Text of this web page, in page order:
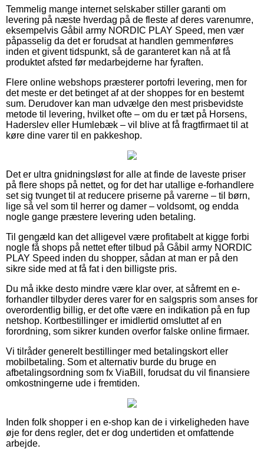
Temmelig mange internet selskaber stiller garanti om
levering på næste hverdag på de fleste af deres varenumre,
eksempelvis Gåbil army NORDIC PLAY Speed, men vær
påpasselig da det er forudsat at handlen gemmenføres
inden et givent tidspunkt, så de garanteret kan nå at få
produktet afsted før medarbejderne har fyraften.
Flere online webshops præsterer portofri levering, men for
det meste er det betinget af at der shoppes for en bestemt
sum. Derudover kan man udvælge den mest prisbevidste
metode til levering, hvilket ofte – om du er tæt på Horsens,
Haderslev eller Humlebæk – vil blive at få fragtfirmaet til at
køre dine varer til en pakkeshop.
Det er ultra gnidningsløst for alle at finde de laveste priser
på flere shops på nettet, og for det har utallige e-forhandlere
set sig tvunget til at reducere priserne på varerne – til børn,
lige så vel som til herrer og damer – voldsomt, og endda
nogle gange præstere levering uden betaling.
Til gengæld kan det alligevel være profitabelt at kigge forbi
nogle få shops på nettet efter tilbud på Gåbil army NORDIC
PLAY Speed inden du shopper, sådan at man er på den
sikre side med at få fat i den billigste pris.
Du må ikke desto mindre være klar over, at såfremt en e-
forhandler tilbyder deres varer for en salgspris som anses for
overordentlig billig, er det ofte være en indikation på en fup
netshop. Kortbestillinger er imidlertid omsluttet af en
forordning, som sikrer kunden overfor falske online firmaer.
Vi tilråder generelt bestillinger med betalingskort eller
mobilbetaling. Som et alternativ burde du bruge en
afbetalingsordning som fx ViaBill, forudsat du vil finansiere
omkostningerne ude i fremtiden.
Inden folk shopper i en e-shop kan de i virkeligheden have
øje for dens regler, det er dog undertiden et omfattende
arbejde.